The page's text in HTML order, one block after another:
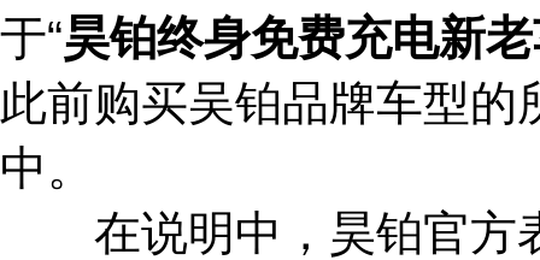
于“昊铂终身免费充电新
此前购买吴铂品牌车型
中。
在说明中，昊铂官方